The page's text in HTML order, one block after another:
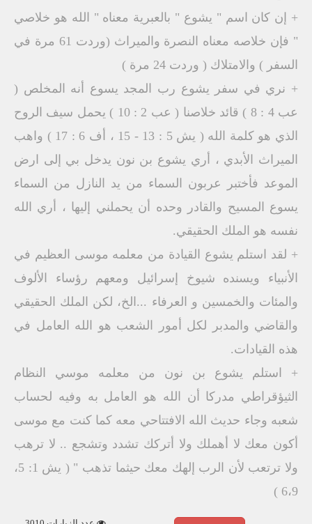
+ إن كان اسم " يشوع " بالعبرية معناه " الله هو خلاصي
" فإن خلاصه معناه النصرة والميراث (وردت 61 مرة في
السفر ) والامتلاك ( وردت 24 مرة )
+ نري في سفر يشوع رب المجد يسوع أنه المخلص (
عب 4 : 8 ) قائد خلاصنا ( عب 2 : 10 ) يحمل سيف الروح
الذي هو كلمة الله ( يش 5 : 13 - 15 ، أف 6 : 17 ) واهب
الميراث الأبدي ، أري يشوع بن نون يدخل بي إلى ارض
الموعد فأختبر عربون السماء من يد النازل من السماء
يسوع المسيح والقادر وحده أن يحملني إليها ، أري الله
نفسه هو الملك الحقيقي.
+ لقد استلم يشوع القيادة من معلمه موسى العظيم في
الأنبياء ويسنده شيوخ إسرائيل ومعهم رؤساء الألوف
والمئات والخمسين و العرفاء ...الخ، لكن الملك الحقيقي
والقاضي والمدبر لكل أمور الشعب هو الله العامل في
هذه القيادات.
+ استلم يشوع بن نون من معلمه موسي النظام
الثيؤقراطي مدركا أن الله هو العامل به وفيه لحساب
شعبه وجاء حديث الله الافتتاحي معه كما كنت مع موسى
أكون معك لا أهملك ولا أتركك تشدد وتشجع .. لا ترهب
ولا ترتعب لأن الرب إلهك معك حيثما تذهب " ( يش 1: 5،
6،9 )